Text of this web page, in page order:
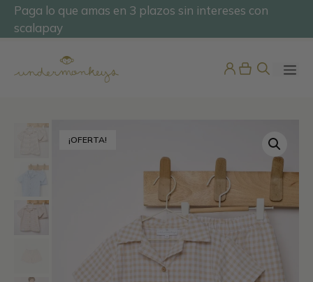
SaltarPaga lo que amas en 3 plazos sin intereses con
scalapay
@undermonkeyskids
¡OFERTA!
Pijama Mujer Bambula Manga
Corta y Pantalón Largo
+ ADD